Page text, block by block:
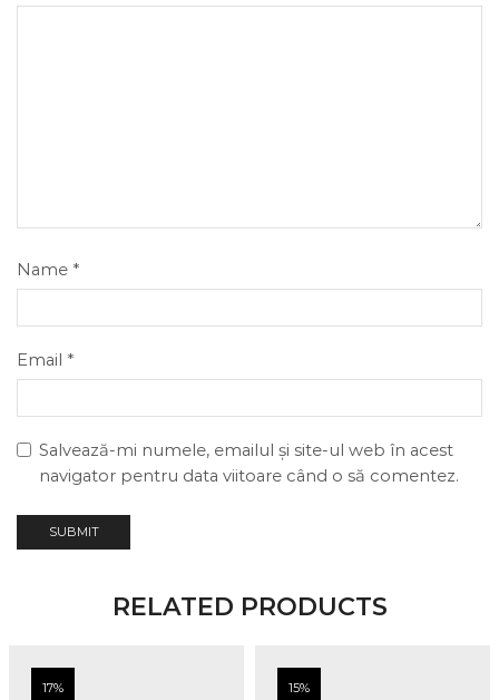
Name *
Email *
Salvează-mi numele, emailul și site-ul web în acest
navigator pentru data viitoare când o să comentez.
RELATED PRODUCTS
17% 15%